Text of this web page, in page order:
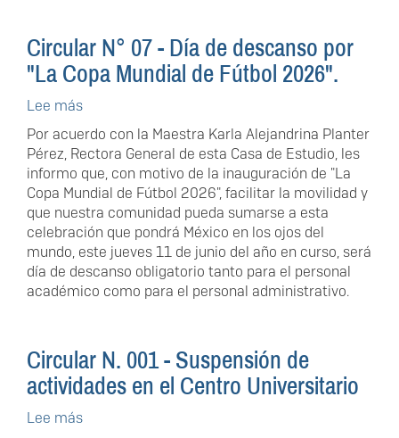
Mundial
de
Fútbol
Circular N° 07 - Día de descanso por
"La Copa Mundial de Fútbol 2026".
Lee más
Circular
N°
07
-
Día
de
descanso
por
"La
Copa
Fútbol
2026".
Por acuerdo con la Maestra Karla Alejandrina Planter
Pérez, Rectora General de esta Casa de Estudio, les
informo que, con motivo de la inauguración de "La
Copa Mundial de Fútbol 2026", facilitar la movilidad y
que nuestra comunidad pueda sumarse a esta
celebración que pondrá México en los ojos del
mundo, este jueves 11 de junio del año en curso, será
día de descanso obligatorio tanto para el personal
académico como para el personal administrativo.
Circular N. 001 - Suspensión de
actividades en el Centro Universitario
Lee más